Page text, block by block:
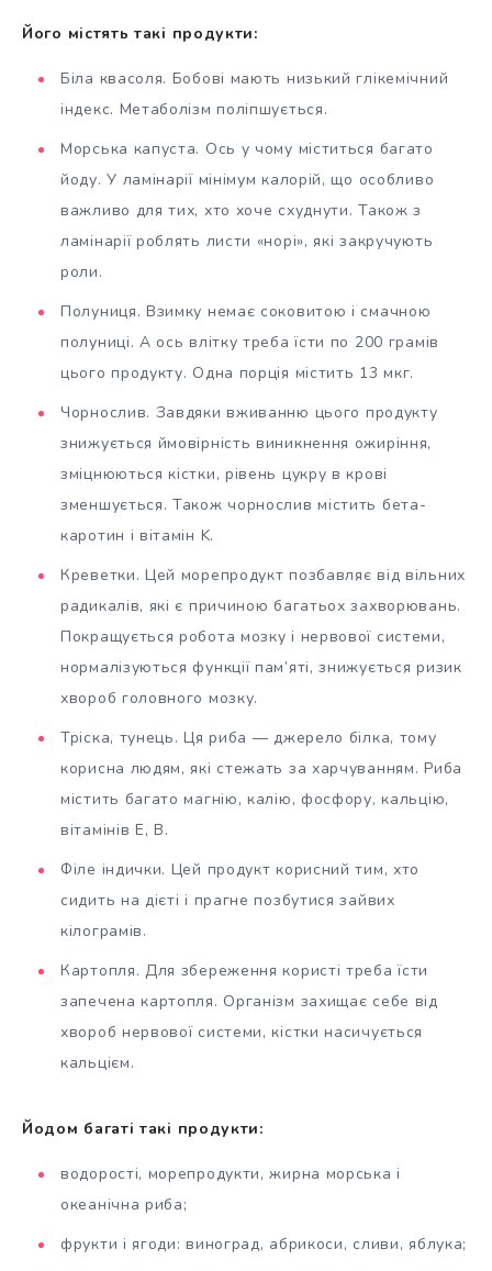
Його містять такі продукти:
Біла квасоля. Бобові мають низький глікемічний
індекс. Метаболізм поліпшується.
Морська капуста. Ось у чому міститься багато
йоду. У ламінарії мінімум калорій, що особливо
важливо для тих, хто хоче схуднути. Також з
ламінарії роблять листи «норі», які закручують
роли.
Полуниця. Взимку немає соковитою і смачною
полуниці. А ось влітку треба їсти по 200 грамів
цього продукту. Одна порція містить 13 мкг.
Чорнослив. Завдяки вживанню цього продукту
знижується ймовірність виникнення ожиріння,
зміцнюються кістки, рівень цукру в крові
зменшується. Також чорнослив містить бета-
каротин і вітамін K.
Креветки. Цей морепродукт позбавляє від вільних
радикалів, які є причиною багатьох захворювань.
Покращується робота мозку і нервової системи,
нормалізуються функції пам’яті, знижується ризик
хвороб головного мозку.
Тріска, тунець. Ця риба — джерело білка, тому
корисна людям, які стежать за харчуванням. Риба
містить багато магнію, калію, фосфору, кальцію,
вітамінів E, B.
Філе індички. Цей продукт корисний тим, хто
сидить на дієті і прагне позбутися зайвих
кілограмів.
Картопля. Для збереження користі треба їсти
запечена картопля. Організм захищає себе від
хвороб нервової системи, кістки насичується
кальцієм.
Йодом багаті такі продукти:
водорості, морепродукти, жирна морська і
океанічна риба;
фрукти і ягоди: виноград, абрикоси, сливи, яблука;